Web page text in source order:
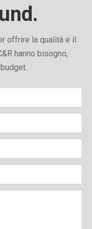
offrire la qualità e il
hanno bisogno,